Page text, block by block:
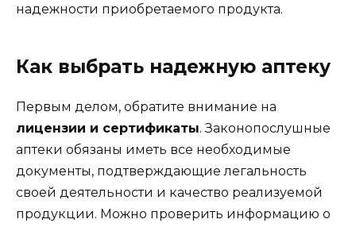
надежности приобретаемого продукта.
Как выбрать надежную аптеку
Первым делом, обратите внимание на
лицензии и сертификаты. Законопослушные
аптеки обязаны иметь все необходимые
документы, подтверждающие легальность
своей деятельности и качество реализуемой
продукции. Можно проверить информацию о